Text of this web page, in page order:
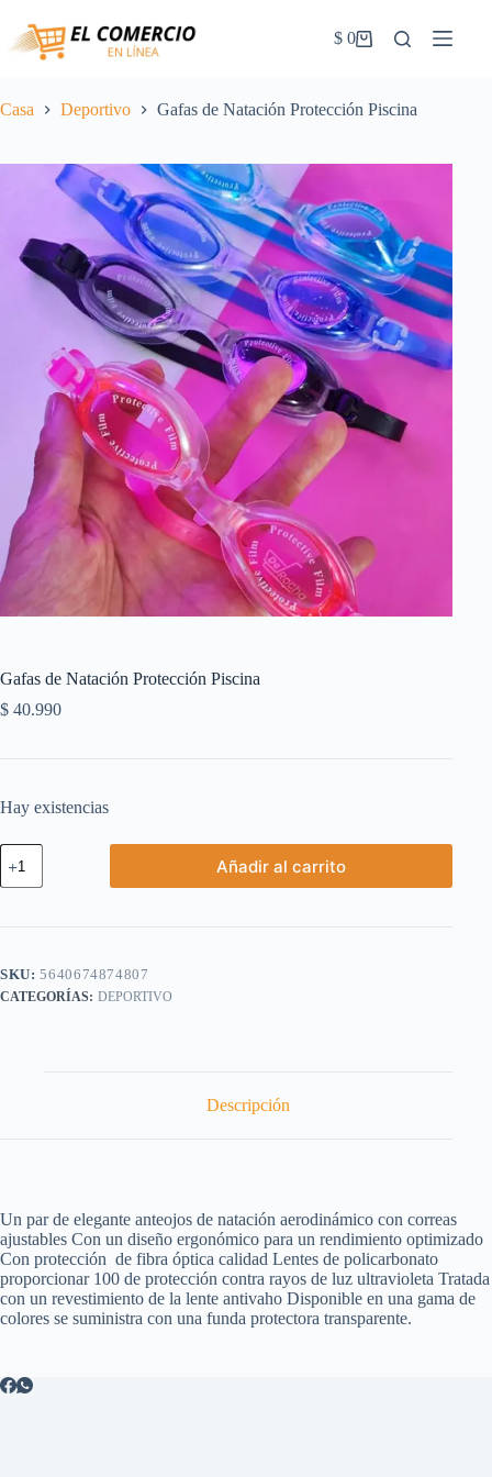
contenido
Carrito
compra
$ 0
Casa Deportivo Gafas de Natación Protección Piscina
Gafas de Natación Protección Piscina
$ 40.990
Hay existencias
Gafas
de
Natación
Piscina
Añadir al carrito
SKU:5640674874807
DEPORTIVO
Descripción
Un par de elegante anteojos de natación aerodinámico con correas
ajustables Con un diseño ergonómico para un rendimiento optimizado
Con protección de fibra óptica calidad Lentes de policarbonato
proporcionar 100 de protección contra rayos de luz ultravioleta Tratada
con un revestimiento de la lente antivaho Disponible en una gama de
colores se suministra con una funda protectora transparente.